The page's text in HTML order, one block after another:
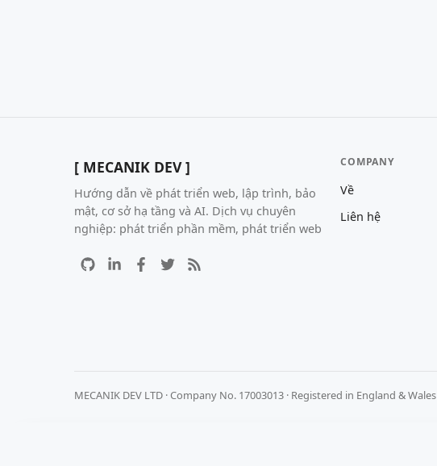
[ MECANIK DEV ]
Hướng dẫn về phát triển web, lập trình, bảo
mật, cơ sở hạ tầng và AI. Dịch vụ chuyên
nghiệp: phát triển phần mềm, phát triển web
COMPANY
Về
Liên hệ
MECANIK DEV LTD · Company No. 17003013 · Registered in England & Wales